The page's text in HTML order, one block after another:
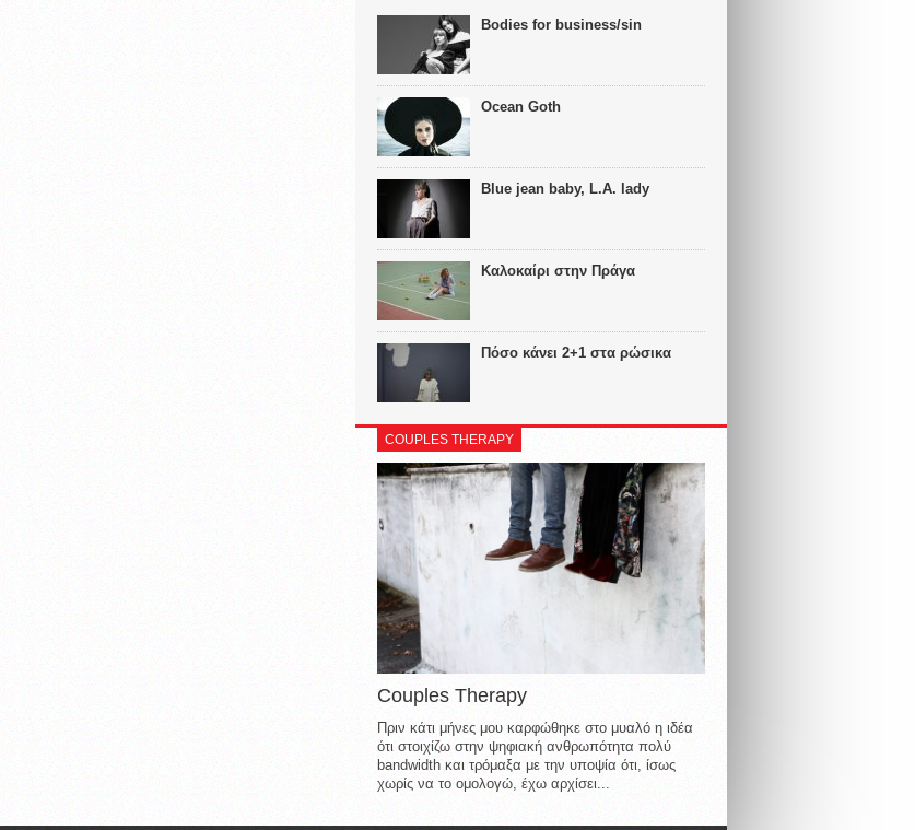
Bodies for business/sin
Ocean Goth
Blue jean baby, L.A. lady
Καλοκαίρι στην Πράγα
Πόσο κάνει 2+1 στα ρώσικα
COUPLES THERAPY
Couples Therapy
Πριν κάτι μήνες μου καρφώθηκε στο μυαλό η ιδέα
ότι στοιχίζω στην ψηφιακή ανθρωπότητα πολύ
bandwidth και τρόμαξα με την υποψία ότι, ίσως
χωρίς να το ομολογώ, έχω αρχίσει...